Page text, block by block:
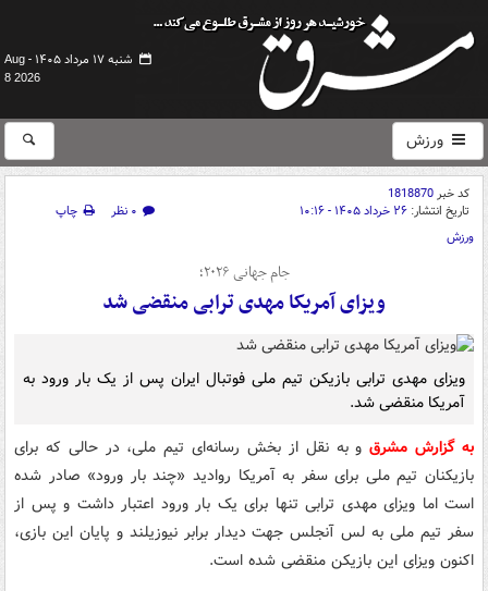
شنبه ۱۷ مرداد ۱۴۰۵ -
Aug
8 2026
ورزش
کد خبر1818870
تاریخ انتشار: ۲۶ خرداد ۱۴۰۵ - ۱۰:۱۶ ۰ نظر
چاپ
ورزش
جام جهانی ۲۰۲۶؛
ویزای آمریکا مهدی ترابی منقضی شد
ویزای مهدی ترابی بازیکن تیم ملی فوتبال ایران پس از یک بار ورود به
آمریکا منقضی شد.
به گزارش مشرقو به نقل از بخش رسانه‌ای تیم ملی، در حالی که برای
بازیکنان تیم ملی برای سفر به آمریکا روادید «چند بار ورود» صادر شده
است اما ویزای مهدی ترابی تنها برای یک بار ورود اعتبار داشت و پس از
سفر تیم ملی به لس آنجلس جهت دیدار برابر نیوزیلند و پایان این بازی،
اکنون ویزای این بازیکن منقضی شده است.